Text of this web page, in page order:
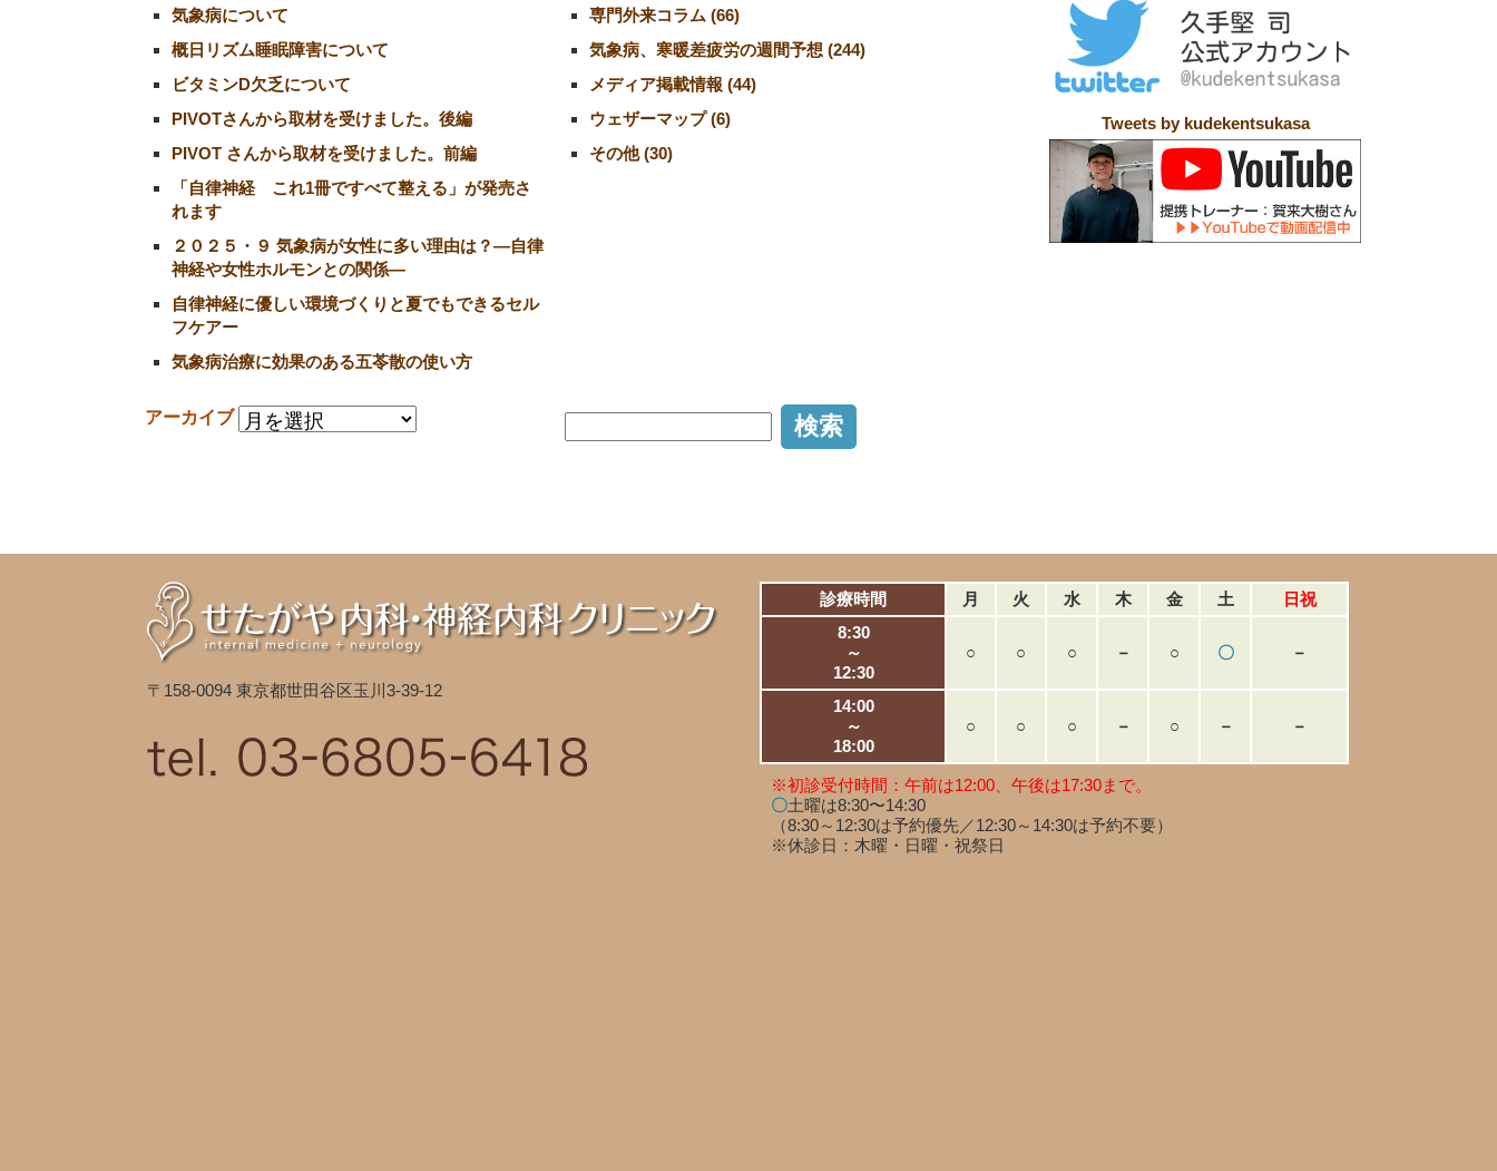
気象病について
概日リズム睡眠障害について
ビタミンD欠乏について
PIVOTさんから取材を受けました。後編
PIVOT さんから取材を受けました。前編
「自律神経 これ1冊ですべて整える」が発売さ
れます
２０２５・９ 気象病が女性に多い理由は？―自律
神経や女性ホルモンとの関係―
自律神経に優しい環境づくりと夏でもできるセル
フケアー
気象病治療に効果のある五苓散の使い方
専門外来コラム (66)
気象病、寒暖差疲労の週間予想 (244)
メディア掲載情報 (44)
ウェザーマップ (6)
その他 (30)
アーカイブ
Tweets by kudekentsukasa
〒158-0094 東京都世田谷区玉川3-39-12
診療時間 月 火 水 木 金 土
日祝
8:30
～
12:30
○ ○ ○ － ○ 〇 －
14:00
～
18:00
○ ○ ○ － ○ － －
※初診受付時間：午前は12:00、午後は17:30まで。
〇土曜は8:30〜14:30
（8:30～12:30は予約優先／12:30～14:30は予約不要）
※休診日：木曜・日曜・祝祭日